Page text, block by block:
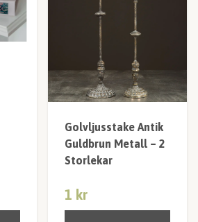
Golvljusstake Antik
Guldbrun Metall – 2
Storlekar
1 kr